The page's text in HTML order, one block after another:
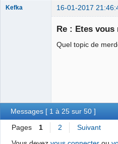
Kefka 16-01-2017
Re : Etes
Quel topic de
Messages [ 1 à 25 sur 50 ]
Pages 1 2
Suivant